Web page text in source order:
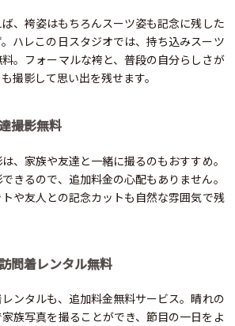
、袴姿はもちろんスーツ姿も記念に残した
ハレこの日スタジオでは、持ち込みスーツ
。フォーマルな袴と、普段の自分らしさが
撮影して思い出を残せます。
撮影無料
、家族や友達と一緒に撮るのもおすすめ。
きるので、追加料金の心配もありません。
や友人との記念カットも自然な雰囲気で残
問着レンタル無料
ンタルも、追加料金無料サービス。晴れの
族写真を撮ることができ、節目の一日をよ